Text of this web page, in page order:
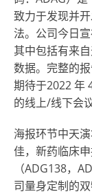
致力于发现并
法。公司今日
其中包括有来
数据。完整的
期待于2022 年
的线上/线下会
海报环节中天
佳，新药临床
（ADG138，
司量身定制的